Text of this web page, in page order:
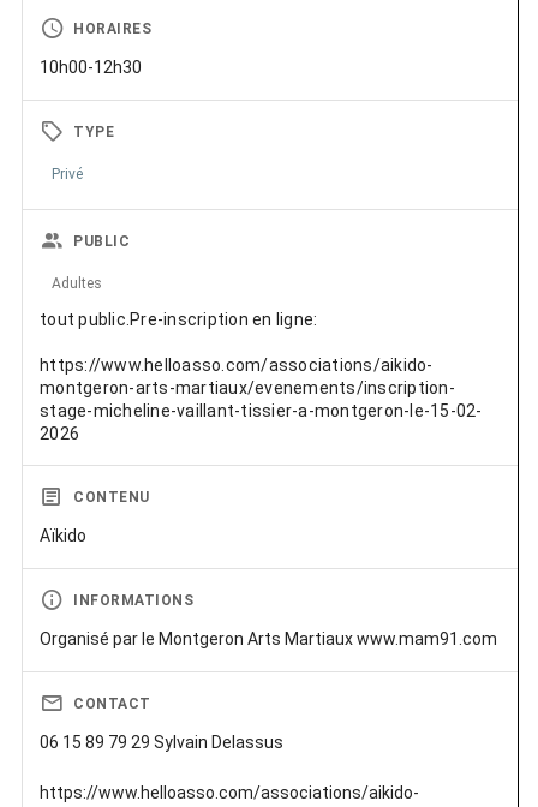
HORAIRES
10h00-12h30
TYPE
Privé
PUBLIC
Adultes
tout public.Pre-inscription en ligne:
https://www.helloasso.com/associations/aikido-
montgeron-arts-martiaux/evenements/inscription-
stage-micheline-vaillant-tissier-a-montgeron-le-15-02-
2026
CONTENU
Aïkido
INFORMATIONS
Organisé par le Montgeron Arts Martiaux www.mam91.com
CONTACT
06 15 89 79 29 Sylvain Delassus
https://www.helloasso.com/associations/aikido-